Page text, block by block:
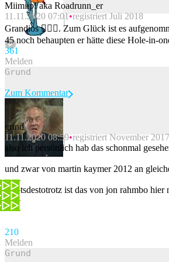
Beitrag melden
Miimiip! aka Roadrunn_er
11.11.2020 07:01 registriert Juli 2018
Grandios 👍🏻😃. Zum Glück ist es
45 noch behaupten er hätte diese Hole-in-
361
Melden
Beitrag melden
Zum Kommentar
grind
11.11.2020 08:59 registriert November 2017
also ich persönlich hab das schonmal
und zwar von martin kaymer 2012 an
nichtsdestotrotz ist das von jon rahmbo hier
210
Melden